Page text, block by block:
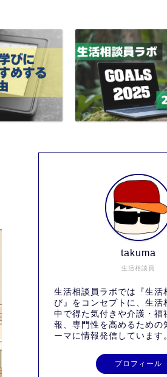
生活相談員
takuma
生活相談員ラボでは『生活
び』をコンセプトに、生活
中で得た気付きや介護・福
報、専門性を高めるための
ーマに情報発信しています
プロフィール